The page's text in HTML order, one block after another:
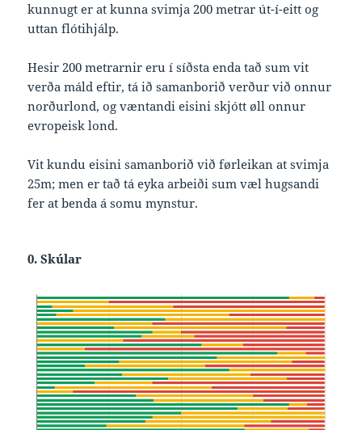
kunnugt er at kunna svimja 200 metrar út-í-eitt og
uttan flótihjálp.
Hesir 200 metrarnir eru í síðsta enda tað sum vit
verða máld eftir, tá ið samanborið verður við onnur
norðurlond, og væntandi eisini skjótt øll onnur
evropeisk lond.
Vit kundu eisini samanborið við førleikan at svimja
25m; men er tað tá eyka arbeiði sum væl hugsandi
fer at benda á somu mynstur.
0. Skúlar